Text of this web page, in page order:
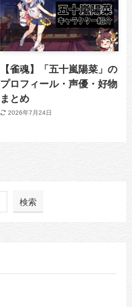
【雀魂】「五十嵐陽菜」の
プロフィール・声優・好物
まとめ
2026年7月24日
検索